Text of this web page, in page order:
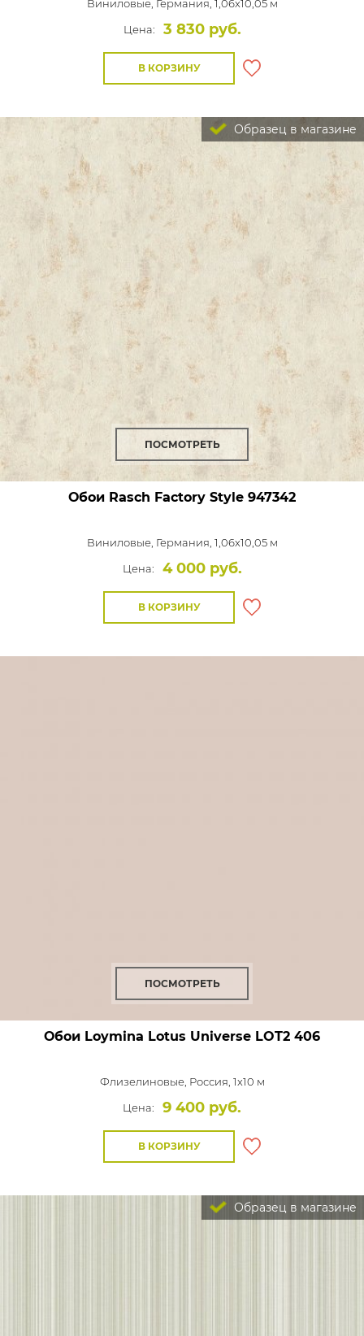
Виниловые, Германия, 1,06x10,05 м
Цена:
3 830 руб.
В КОРЗИНУ
Образец в магазине
ПОСМОТРЕТЬ
Обои Rasch Factory Style 947342
Виниловые, Германия, 1,06x10,05 м
Цена:
4 000 руб.
В КОРЗИНУ
ПОСМОТРЕТЬ
Обои Loymina Lotus Universe LOT2 406
Флизелиновые, Россия, 1x10 м
Цена:
9 400 руб.
В КОРЗИНУ
Образец в магазине